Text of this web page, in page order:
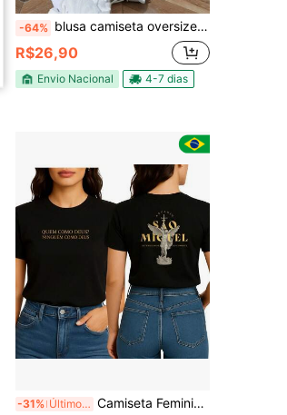
-64% blusa camiseta oversized estampa coração e cruz fashion
R$26,90
Envio Nacional 4-7 dias
-31% Últimos 3 dias Camiseta Feminina São Miguel Arcanjo Proteção Fé Devoção Cristã 100% algodão T-Shrt Baby look Básica Casual